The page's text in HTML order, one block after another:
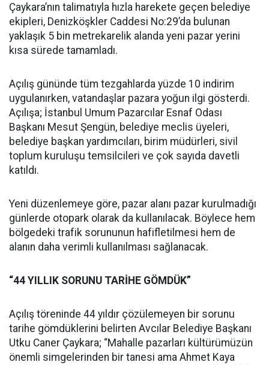
Çaykara’nın talimatıyla hızla harekete geçen belediye
ekipleri, Denizköşkler Caddesi No:29’da bulunan
yaklaşık 5 bin metrekarelik alanda yeni pazar yerini
kısa sürede tamamladı.
Açılış gününde tüm tezgahlarda yüzde 10 indirim
uygulanırken, vatandaşlar pazara yoğun ilgi gösterdi.
Açılışa; İstanbul Umum Pazarcılar Esnaf Odası
Başkanı Mesut Şengün, belediye meclis üyeleri,
belediye başkan yardımcıları, birim müdürleri, sivil
toplum kuruluşu temsilcileri ve çok sayıda davetli
katıldı.
Yeni düzenlemeye göre, pazar alanı pazar kurulmadığı
günlerde otopark olarak da kullanılacak. Böylece hem
bölgedeki trafik sorununun hafifletilmesi hem de
alanın daha verimli kullanılması sağlanacak.
“44 YILLIK SORUNU TARİHE GÖMDÜK”
Açılış töreninde 44 yıldır çözülemeyen bir sorunu
tarihe gömdüklerini belirten Avcılar Belediye Başkanı
Utku Caner Çaykara; “Mahalle pazarları kültürümüzün
önemli simgelerinden bir tanesi ama Ahmet Kaya